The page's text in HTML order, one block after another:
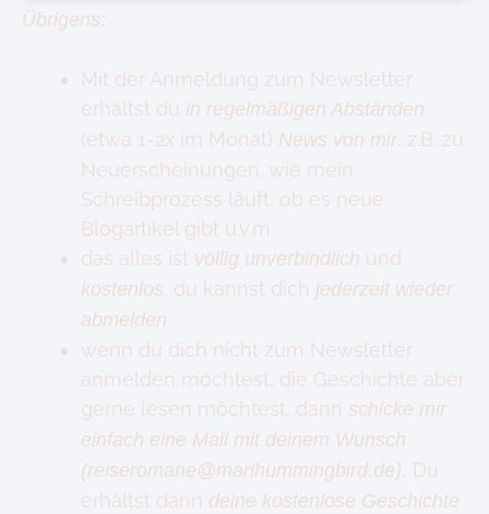
Übrigens:
Mit der Anmeldung zum Newsletter
erhältst du in regelmäßigen Abständen
(etwa 1-2x im Monat) News von mir , z.B. zu
Neuerscheinungen, wie mein
Schreibprozess läuft, ob es neue
Blogartikel gibt u.v.m.
das alles ist völlig unverbindlich und
kostenlos , du kannst dich jederzeit wieder
abmelden
wenn du dich nicht zum Newsletter
anmelden möchtest, die Geschichte aber
gerne lesen möchtest, dann schicke mir
einfach eine Mail mit deinem Wunsch
(reiseromane@marihummingbird.de). Du
erhältst dann deine kostenlose Geschichte